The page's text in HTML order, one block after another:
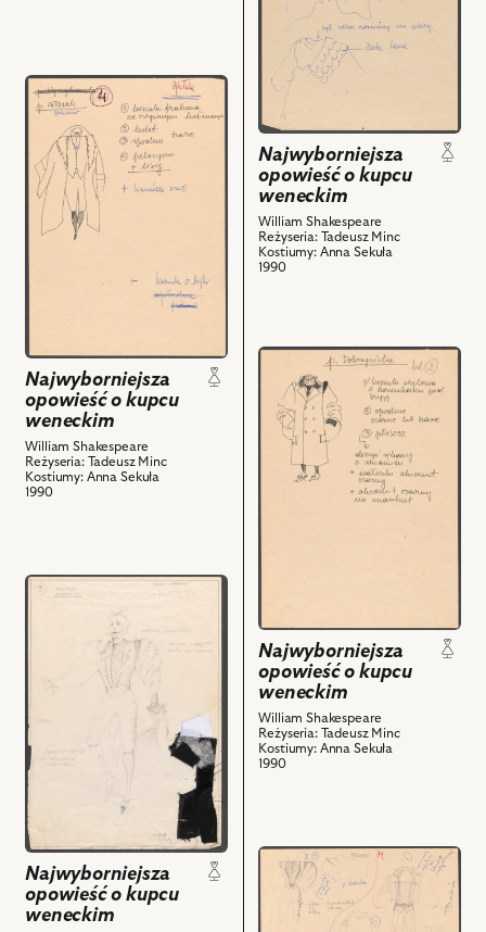
nim
obiektów
kupcu
weneckim,
Projekt:
kostium
Lorenzo
i
powiązanych
z
nim
obiektów
Najwyborniejsza
opowieść o kupcu
weneckim
William Shakespeare
Reżyseria: Tadeusz Minc
Kostiumy: Anna Sekuła
1990
przejdź
do
obiektu
Najwyborniejsza
opowieść
kupcu
z
nim
obiektów
Najwyborniejsza
opowieść o kupcu
weneckim
William Shakespeare
Reżyseria: Tadeusz Minc
Kostiumy: Anna Sekuła
1990
przejdź
obiektu
Najwyborniejsza
opowieść
z
nim
obiektów
Najwyborniejsza
opowieść o kupcu
weneckim
William Shakespeare
Reżyseria: Tadeusz Minc
Kostiumy: Anna Sekuła
1990
przejdź
Najwyborniejsza
opowieść
kupcu
weneckim,
Projekt:
kostium
-
Książę
Aragonii
i
powiązanych
Najwyborniejsza
opowieść o kupcu
weneckim
przejdź
obiektu